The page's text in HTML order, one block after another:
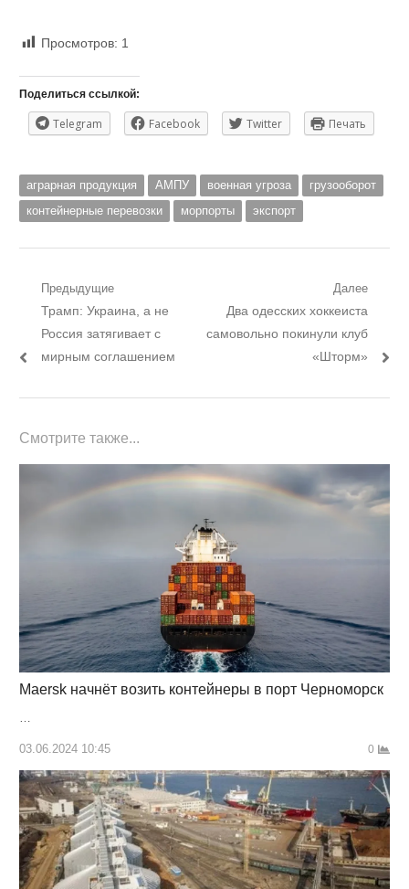
Просмотров: 1
Поделиться ссылкой:
Telegram Facebook Twitter Печать
аграрная продукция АМПУ военная угроза
грузооборот
контейнерные перевозки
морпорты экспорт
Навигация
записям
Предыдущие
Предыдущий
пост:
Трамп: Украина, а не
Россия затягивает с
мирным соглашением
Далее
Следующий
пост:
Два одесских хоккеиста
самовольно покинули клуб
«Шторм»
Смотрите также...
Maersk начнёт возить контейнеры в порт Черноморск
…
03.06.2024 10:45 0